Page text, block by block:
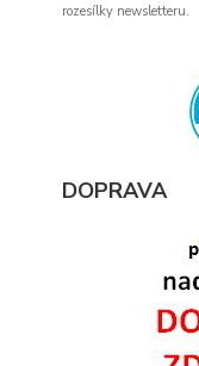
rozesílky newsletteru.
DOPRAVA